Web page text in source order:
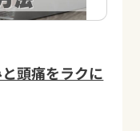
頭痛をラクに